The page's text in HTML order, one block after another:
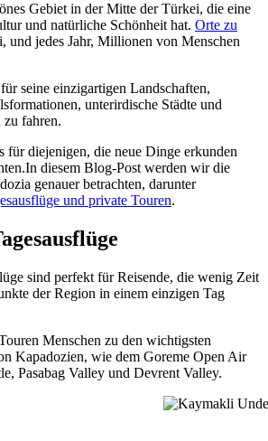
Gebiet in der Mitte der Türkei, die eine
und natürliche Schönheit hat. Orte zu
und jedes Jahr, Millionen von Menschen
seine einzigartigen Landschaften,
unterirdische Städte und
zu fahren.
für diejenigen, die neue Dinge erkunden
diesem Blog-Post werden wir die
genauer betrachten, darunter
und private Touren.
sind perfekt für Reisende, die wenig Zeit
der Region in einem einzigen Tag
Menschen zu den wichtigsten
Kapadozien, wie dem Goreme Open Air
Pasabag Valley und Devrent Valley.